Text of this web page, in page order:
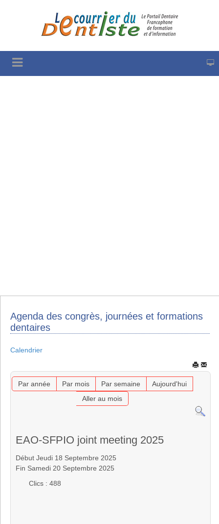
Agenda des congrès, journées et formations
dentaires
Calendrier
Par année Par mois Par semaine
Aujourd'hui
Aller au mois
EAO-SFPIO joint meeting 2025
Début Jeudi 18 Septembre 2025
Fin Samedi 20 Septembre 2025
Clics : 488